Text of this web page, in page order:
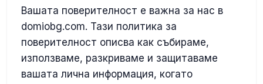
Вашата поверителност е важна за нас в
domiobg.com. Тази политика за
поверителност описва как събираме,
използваме, разкриваме и защитаваме
вашата лична информация, когато